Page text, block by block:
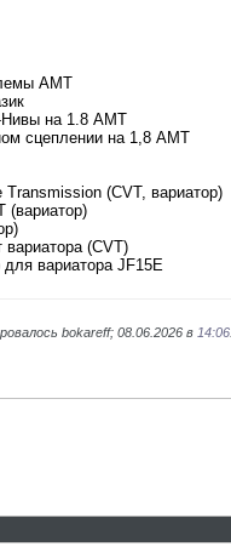
АМТ
Нивы на 1.8 АМТ
сцеплении на 1,8 АМТ
Transmission (CVT, вариатор)
(вариатор)
вариатора (CVT)
вариатора JF15E
bokareff; 08.06.2026 в 14:06